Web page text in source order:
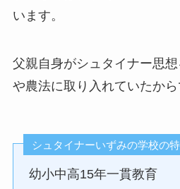
います。
父親自身がシュタイナー思
や農法に取り入れていたから
シュタイナーいずみの学校の
幼小中高15年一貫教育